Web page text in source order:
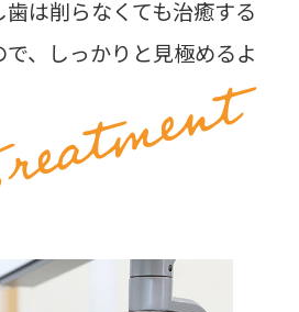
は削らなくても治癒する
、しっかりと見極めるよ